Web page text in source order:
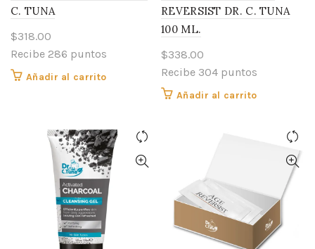
C. TUNA
$318.00
Recibe 286 puntos
Añadir al carrito
REVERSIST DR. C. TUNA
100 ML.
$338.00
Recibe 304 puntos
Añadir al carrito